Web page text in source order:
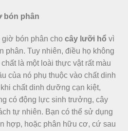
bón phân
bón phân cho cây lưỡi hổ vì
phân. Tuy nhiên, điều họ không
là một loài thực vật rất màu
của nó phụ thuộc vào chất dinh
chất dinh dưỡng cạn kiệt,
có động lực sinh trưởng, cây
tự nhiên. Bạn có thể sử dụng
hợp, hoặc phân hữu cơ, cứ sau